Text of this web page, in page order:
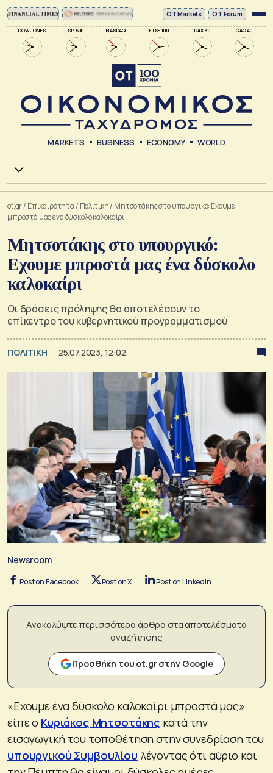
DOW JONES SP 500 NASDAQ FTSE 100 DAX 30 CAC 40
ΟΤ Markets OT Forum
MARKETS BUSINESS ECONOMY WORLD
Χ.Α.
ot.gr/ Επικαιρότητα / Πολιτική/ Μητσοτάκης στο υπουργικό: Εχουμε
μπροστά μας ένα δύσκολο καλοκαίρι
Μητσοτάκης στο υπουργικό:
Εχουμε μπροστά μας ένα δύσκολο
καλοκαίρι
Οι δράσεις πρόληψης θα αποτελέσουν το
επίκεντρο του κυβερνητικού προγραμματισμού
ΠΟΛΙΤΙΚΗ 25.07.2023, 12:02
Newsroom
Post on Facebook Post on X Post on LinkedIn
Ανακαλύψτε περισσότερα άρθρα στα αποτελέσματα
αναζήτησης
Προσθήκη του ot.gr στην Google
«Εχουμε ένα δύσκολο καλοκαίρι μπροστά μας»
είπε ο Κυριάκος Μητσοτάκης κατά την
εισαγωγική του τοποθέτηση στην συνεδρίαση του
υπουργικού Συμβουλίου λέγοντας ότι αύριο και